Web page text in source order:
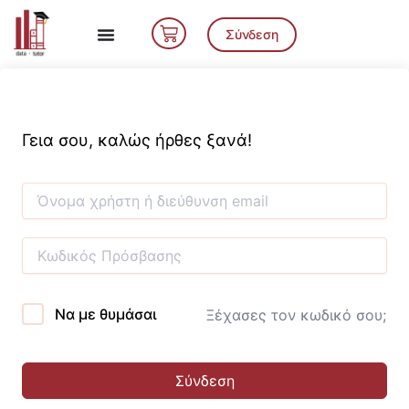
Μετάβαση
περιεχόμενο
Cart Σύνδεση
Γεια σου, καλώς ήρθες ξανά!
Να με θυμάσαι Ξέχασες τον κωδικό σου;
Σύνδεση